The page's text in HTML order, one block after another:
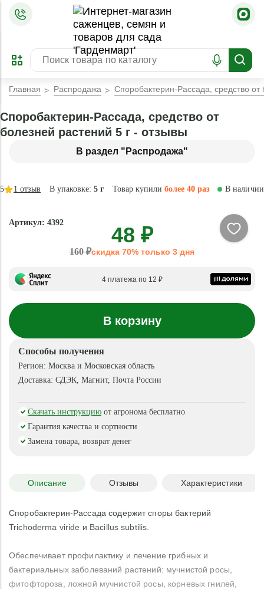
ПРЕДЗАКАЗ
ЗАБРОНИРОВАТЬ
ЛУЧШЕЕ
Главная Распродажа Споробактерин-Рассада, средство от
В раздел "Распродажа"
Споробактерин-Рассада, средство от
болезней растений 5 г - отзывы
В упаковке:5 г Товар купилиболее 40 раз
5 1 отзыв В наличии
Натурально
Артикул: 4392
48 ₽
160 ₽скидка 70% только 3 дня
4 платежа по 12 ₽
В корзину
Способы получения
Регион: Москва и Московская область
Доставка: СДЭК, Магнит, Почта России
Скачать инструкцию от агронома бесплатно
Гарантия качества и сортности
Замена товара, возврат денег
Описание Отзывы Характеристики
Споробактерин-Рассада содержит споры бактерий
Trichoderma viride и Bacillus subtilis.
Обеспечивает профилактику и лечение грибных и
бактериальных заболеваний растений: мучнистой росы,
фитофтороза, ложной мучнистой росы, корневых гнилей,